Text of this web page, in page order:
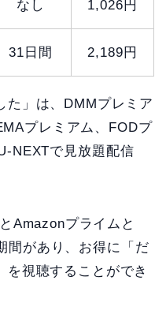
なし 1,026円
31日間 2,189円
た」は、DMMプレミア
プレミアム、FODプ
NEXTで見放題配信
Amazonプライムと
間があり、お得に「だ
を視聴することができ